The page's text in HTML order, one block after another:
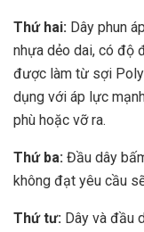
Thứ hai: Dây phun
nhựa dẻo dai, có độ
được làm từ sợi
dụng với áp lực
phù hoặc vỡ ra.
Thứ ba: Đầu dây
không đạt yêu cầu
Thứ tư: Dây và đầu